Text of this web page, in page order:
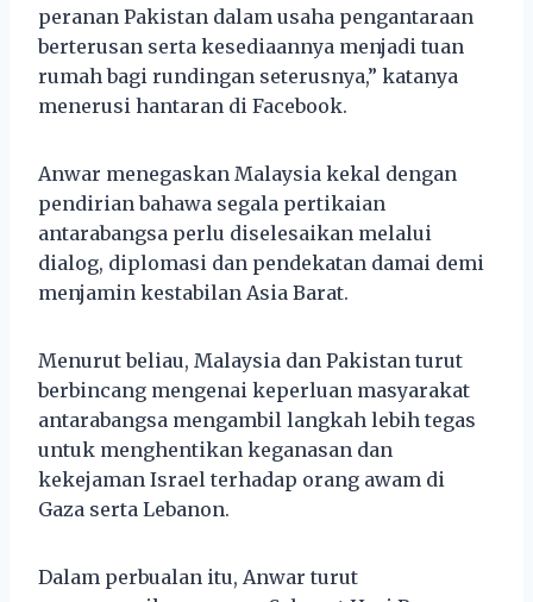
peranan Pakistan dalam usaha pengantaraan
berterusan serta kesediaannya menjadi tuan
rumah bagi rundingan seterusnya,” katanya
menerusi hantaran di Facebook.
Anwar menegaskan Malaysia kekal dengan
pendirian bahawa segala pertikaian
antarabangsa perlu diselesaikan melalui
dialog, diplomasi dan pendekatan damai demi
menjamin kestabilan Asia Barat.
Menurut beliau, Malaysia dan Pakistan turut
berbincang mengenai keperluan masyarakat
antarabangsa mengambil langkah lebih tegas
untuk menghentikan keganasan dan
kekejaman Israel terhadap orang awam di
Gaza serta Lebanon.
Dalam perbualan itu, Anwar turut